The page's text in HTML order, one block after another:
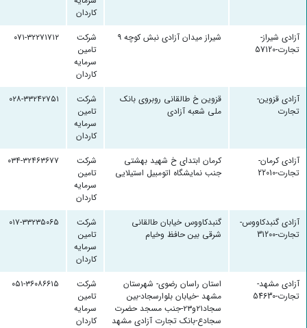
کاردان
آزادی شیراز-
تجارت-57120
شیراز میدان آزادی نبش کوچه ۹
شرکت
تامین
سرمایه
کاردان
۰۷۱-۳۲۲۷۱۷۱۲
آزادی قزوین-
تجارت
قزوین خ طالقانی روبروی بانک
ملی شعبه آزادی
شرکت
تامین
سرمایه
کاردان
۰۲۸-۳۳۲۴۲۷۵۱
آزادی کرمان-
تجارت-22010
کرمان ابتدای خ شهید بهشتی
جنب نمایشگاه اتومبیل استیلایی
شرکت
تامین
سرمایه
کاردان
۰۳۴-۳۲۴۶۳۶۷۷
آزادی گنبدکاووس-
تجارت-31200
گنبدکاووس خیابان طالقانی
شرقی بین حافظ وخیام
شرکت
تامین
سرمایه
کاردان
۰۱۷-۳۳۲۳۵۰۶۵
آزادی مشهد-
تجارت-54630
استان راسان رضوی- شهرستان
مشهد -خیابان بلوارسجاد-بین
سجاد۲۱و۲۳-جنب مسجد حضرت
سجادع-بانک تجارت آزادی مشهد
شرکت
تامین
سرمایه
کاردان
۰۵۱-۳۶۰۸۶۶۱۵